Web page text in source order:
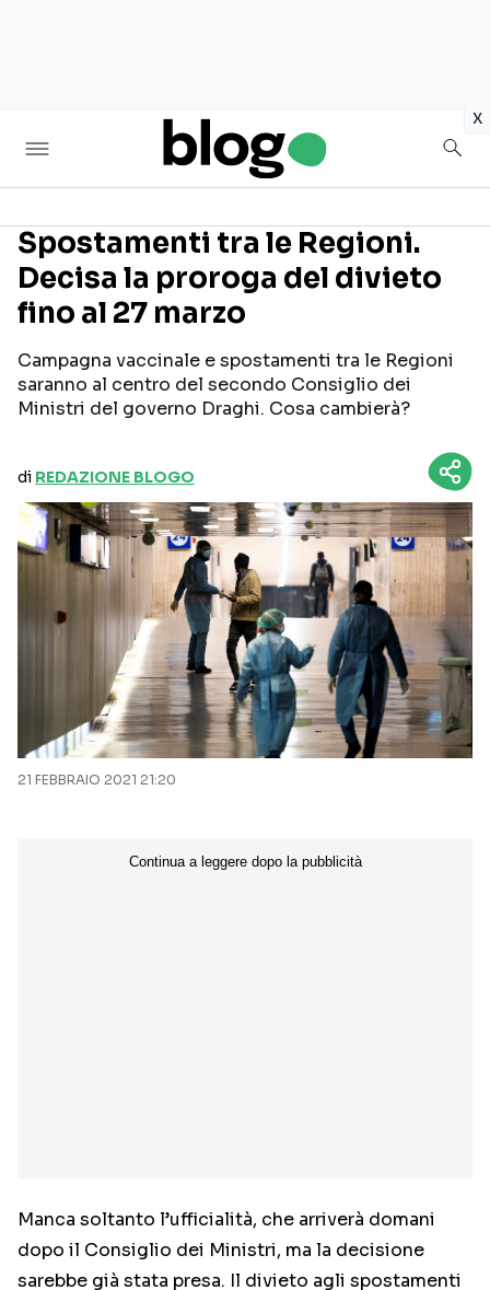
x
Seguici sui social
Spostamenti tra le Regioni.
Decisa la proroga del divieto
fino al 27 marzo
Campagna vaccinale e spostamenti tra le Regioni
saranno al centro del secondo Consiglio dei
Ministri del governo Draghi. Cosa cambierà?
di REDAZIONE BLOGO
21 FEBBRAIO 2021 21:20
Manca soltanto l’ufficialità, che arriverà domani
dopo il Consiglio dei Ministri, ma la decisione
sarebbe già stata presa. Il divieto agli spostamenti